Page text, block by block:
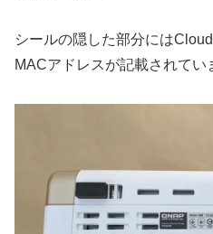
シールの隠した部分には
MACアドレスが記載されてい